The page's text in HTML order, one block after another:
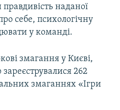
наданої
себе, психологічну
у команді.
змагання у Києві,
зареєструвалися 262
змаганнях «Ігри